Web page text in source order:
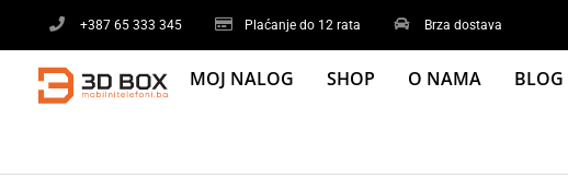
content
+387 65 333 345 Plaćanje do 12 rata Brza dostava
MOJ NALOG SHOP O NAMA BLOG